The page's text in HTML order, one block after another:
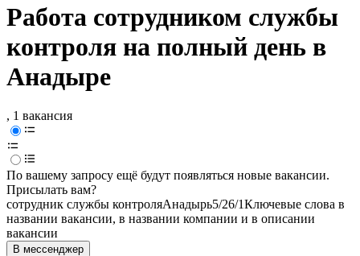
Работа сотрудником службы
контроля на полный день в
Анадыре
, 1 вакансия
По вашему запросу ещё будут появляться новые вакансии.
Присылать вам?
сотрудник службы контроляАнадырь5/26/1Ключевые слова в
названии вакансии, в названии компании и в описании
вакансии
В мессенджер